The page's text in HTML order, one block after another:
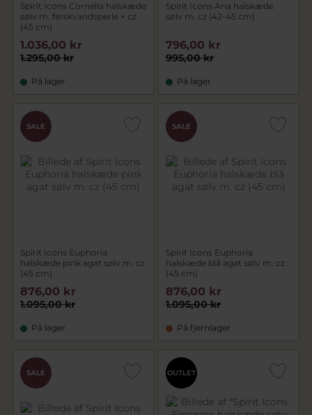
Spirit Icons Cornelia halskæde
sølv m. ferskvandsperle + cz
(45 cm)
1.295,00 kr
1.036,00 kr
På lager
Spirit Icons Aria halskæde
sølv m. cz (42-45 cm)
995,00 kr
796,00 kr
På lager
SALE
Spirit Icons Euphoria
halskæde pink agat sølv m. cz
(45 cm)
1.095,00 kr
876,00 kr
På lager
SALE
Spirit Icons Euphoria
halskæde blå agat sølv m. cz
(45 cm)
1.095,00 kr
876,00 kr
På fjernlager
SALE OUTLET